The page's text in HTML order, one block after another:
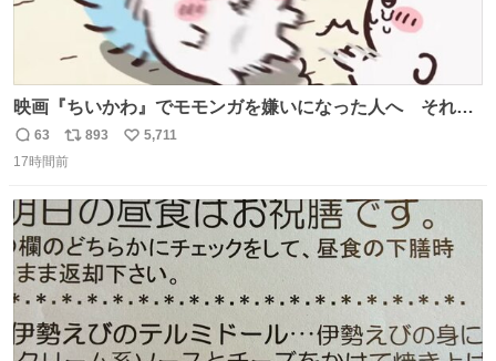
映画『ちいかわ』でモモンガを嫌いになった人へ それで
も愛される理由と可能性 kai-you.net/article/96186 『映画
ちいかわ 人魚の島のひみつ』を3回観て、原作も追ってい
す。ちいかわ初心者向けです🖊
返
信
63
リ
ポ
ト
数
893
い
数
5,711
17時間前